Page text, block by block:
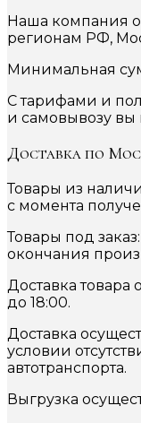
Наша компания
регионам РФ,
Минимальная
С тарифами и
и самовывозу вы
Доставка по
Товары из
с момента
Товары под
окончания
Доставка товара
до 18:00.
Доставка
условии
автотранспорта.
Выгрузка